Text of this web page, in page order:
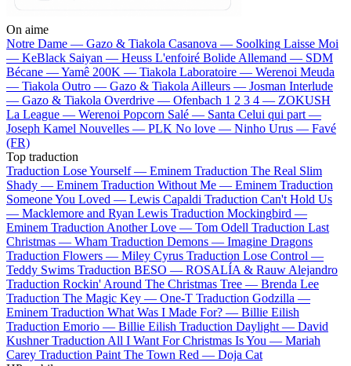
On aime
Notre Dame — Gazo & Tiakola Casanova — Soolking Laisse Moi
— KeBlack Saiyan — Heuss L'enfoiré Bolide Allemand — SDM
Bécane —Yamê 200K — Tiakola Laboratoire — Werenoi Meuda
— Tiakola Outro — Gazo & Tiakola Ailleurs — Josman Interlude
— Gazo & Tiakola Overdrive — Ofenbach 1 2 3 4 — ZOKUSH
La League — Werenoi Popcorn Salé — Santa Celui qui part —
Joseph Kamel Nouvelles — PLK No love — Ninho Urus — Favé
(FR)
Top traduction
Traduction Lose Yourself — Eminem Traduction The Real Slim
Shady — Eminem Traduction Without Me — Eminem Traduction
Someone You Loved — Lewis Capaldi Traduction Can't Hold Us
— Macklemore and Ryan Lewis Traduction Mockingbird —
Eminem Traduction Another Love — Tom Odell Traduction Last
Christmas — Wham Traduction Demons — Imagine Dragons
Traduction Flowers — Miley Cyrus Traduction Lose Control —
Teddy Swims Traduction BESO — ROSALÍA & Rauw Alejandro
Traduction Rockin' Around The Christmas Tree — Brenda Lee
Traduction The Magic Key — One-T Traduction Godzilla —
Eminem Traduction What Was I Made For? — Billie Eilish
Traduction Emorio — Billie Eilish Traduction Daylight — David
Kushner Traduction All I Want For Christmas Is You — Mariah
Carey Traduction Paint The Town Red — Doja Cat